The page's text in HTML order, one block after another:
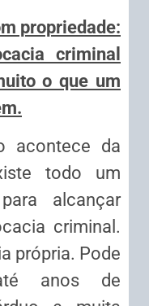
propriedade:
criminal
o que um
acontece da
todo um
alcançar
criminal.
própria. Pode
anos de